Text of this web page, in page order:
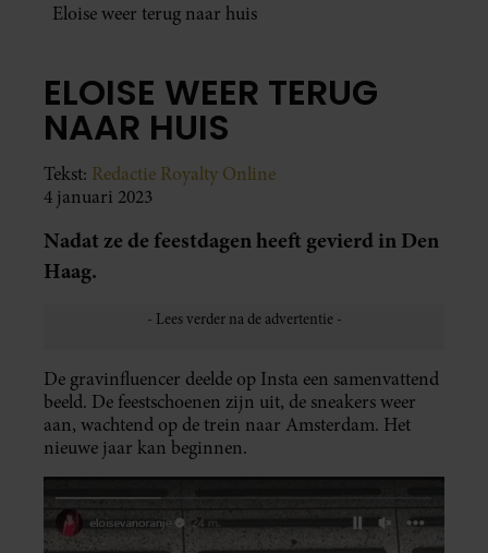
Eloise weer terug naar huis
ELOISE WEER TERUG
NAAR HUIS
Tekst: Redactie Royalty Online
4 januari 2023
Nadat ze de feestdagen heeft gevierd in Den
Haag.
De gravinfluencer deelde op Insta een samenvattend
beeld. De feestschoenen zijn uit, de sneakers weer
aan, wachtend op de trein naar Amsterdam. Het
nieuwe jaar kan beginnen.